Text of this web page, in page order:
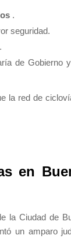
.
seguridad.
de Gobierno
la red de
en
la Ciudad de
un amparo